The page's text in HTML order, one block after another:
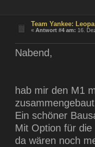
Team Yankee:
«Antwort #4 am: 16.
Nabend,
hab mir den M1
Ein schöner
Mit Option für
da wären noch